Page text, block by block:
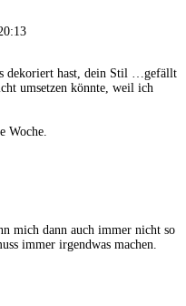
dekoriert hast, dein Stil …gefällt
umsetzen könnte, weil ich
Woche.
mich dann auch immer nicht so
immer irgendwas machen.